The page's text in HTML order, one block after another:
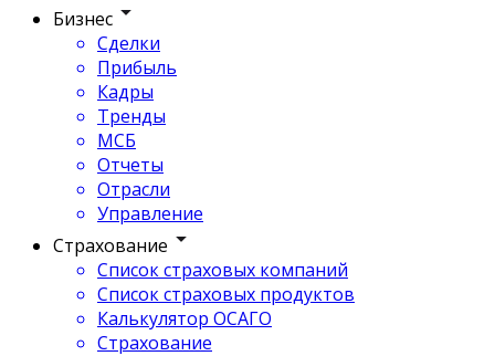
Бизнес
Сделки
Прибыль
Кадры
Тренды
МСБ
Отчеты
Отрасли
Управление
Страхование
Список страховых компаний
Список страховых продуктов
Калькулятор ОСАГО
Страхование